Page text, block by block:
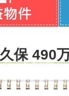
保 490